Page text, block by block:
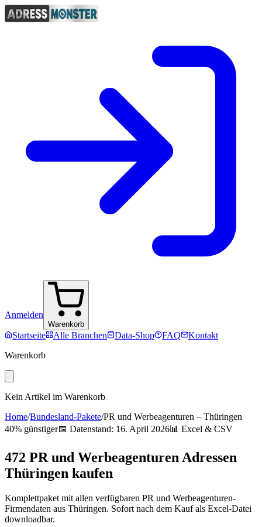
Anmelden
Warenkorb
Startseite Alle Branchen Data-Shop FAQ
Kontakt
Warenkorb
Kein Artikel im Warenkorb
Home/Bundesland-Pakete/PR und Werbeagenturen – Thüringen
40% günstiger📅 Datenstand: 16. April 2026📊 Excel & CSV
472 PR und Werbeagenturen Adressen
Thüringen kaufen
Komplettpaket mit allen verfügbaren PR und Werbeagenturen-
Firmendaten aus Thüringen. Sofort nach dem Kauf als Excel-Datei
downloadbar.